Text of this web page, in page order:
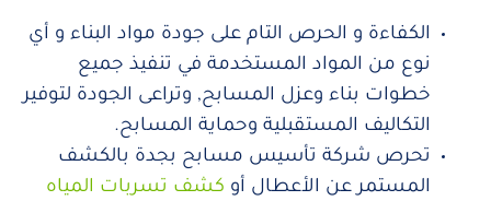
الكفاءة و الحرص التام على جودة مواد البناء و أي
نوع من المواد المستخدمة في تنفيذ جميع
خطوات بناء وعزل المسابح, وتراعى الجودة لتوفير
التكاليف المستقبلية وحماية المسابح.
تحرص شركة تأسيس مسابح بجدة بالكشف
المستمر عن الأعطال أو كشف تسربات المياه